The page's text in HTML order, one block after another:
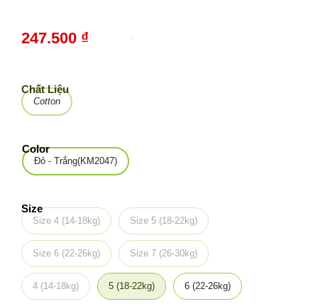
Size 4 (14-18kg) Size 5 (18-22kg)
Size 6 (22-26kg) Size 7 (26-30kg)
4 (14-18kg) 5 (18-22kg) 6 (22-26kg)
Size
Cotton
Chất Liệu
Đỏ - Trắng(KM2047)
Color
-
247.500 ₫